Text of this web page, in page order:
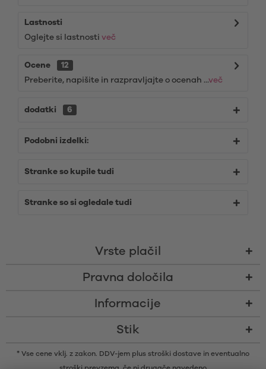
Lastnosti
Oglejte si lastnosti več
Ocene
12
Preberite, napišite in razpravljajte o ocenah ...več
dodatki 6
Podobni izdelki:
Stranke so kupile tudi
Stranke so si ogledale tudi
Vrste plačil
Pravna določila
Informacije
Stik
* Vse cene vklj. z zakon. DDV-jem plus stroški dostave in eventualno